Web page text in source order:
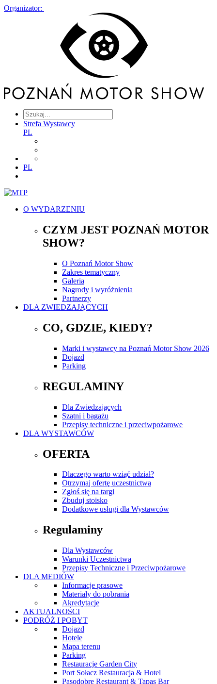
Organizator:
Strefa Wystawcy
PL
PL
O WYDARZENIU
CZYM JEST POZNAŃ MOTOR
SHOW?
O Poznań Motor Show
Zakres tematyczny
Galeria
Nagrody i wyróżnienia
Partnerzy
DLA ZWIEDZAJĄCYCH
CO, GDZIE, KIEDY?
Marki i wystawcy na Poznań Motor Show 2026
Dojazd
Parking
REGULAMINY
Dla Zwiedzających
Szatni i bagażu
Przepisy techniczne i przeciwpożarowe
DLA WYSTAWCÓW
OFERTA
Dlaczego warto wziąć udział?
Otrzymaj ofertę uczestnictwa
Zgłoś się na targi
Zbuduj stoisko
Dodatkowe usługi dla Wystawców
Regulaminy
Dla Wystawców
Warunki Uczestnictwa
Przepisy Techniczne i Przeciwpożarowe
DLA MEDIÓW
Informacje prasowe
Materiały do pobrania
Akredytacje
AKTUALNOŚCI
PODRÓŻ I POBYT
Dojazd
Hotele
Mapa terenu
Parking
Restauracje Garden City
Port Sołacz Restauracja & Hotel
Pasodobre Restaurant & Tapas Bar